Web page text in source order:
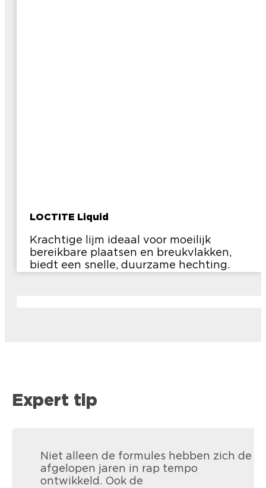
LOCTITE Liquid
Krachtige lijm ideaal voor moeilijk
bereikbare plaatsen en breukvlakken,
biedt een snelle, duurzame hechting.
Expert tip
Niet alleen de formules hebben zich de
afgelopen jaren in rap tempo
ontwikkeld. Ook de